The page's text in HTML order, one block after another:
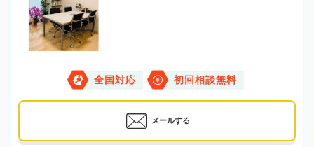
全国対応 初回相談無料
メールする